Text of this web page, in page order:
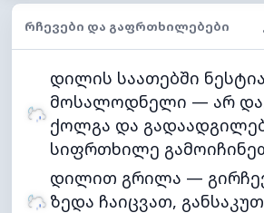
ᲠᲩᲔᲕᲔᲑᲘ ᲓᲐ ᲒᲐᲤᲠᲗᲮᲘᲚᲔᲑᲔᲑᲘ
დილის საათებში
მოსალოდნელი — არ
ქოლგა და
სიფრთხილე
დილით გრილა —
ზედა ჩაიცვათ,